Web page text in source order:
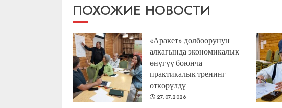
ПОХОЖИЕ НОВОСТИ
«Аракет» долбоорунун
алкагында экономикалык
өнүгүү боюнча
практикалык тренинг
өткөрүлдү
27.07.2026